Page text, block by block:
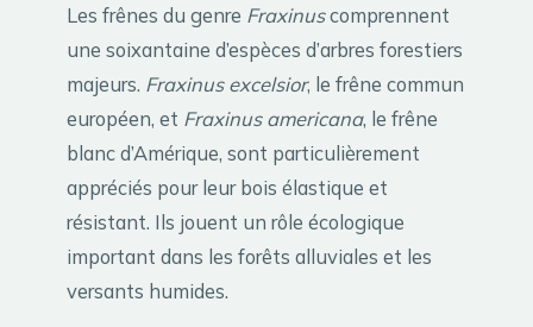
Les frênes du genre Fraxinuscomprennent
une soixantaine d’espèces d’arbres forestiers
majeurs. Fraxinus excelsior, le frêne commun
européen, et Fraxinus americana, le frêne
blanc d’Amérique, sont particulièrement
appréciés pour leur bois élastique et
résistant. Ils jouent un rôle écologique
important dans les forêts alluviales et les
versants humides.